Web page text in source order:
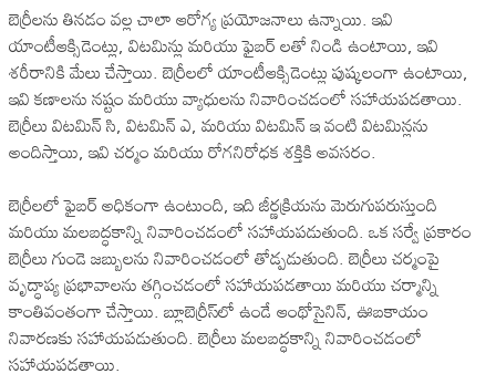
బెర్రీలను తినడం వల్ల చాలా ఆరోగ్య ప్రయోజనాలు ఉన్నాయి. ఇవి
యాంటీఆక్సిడెంట్లు, విటమిన్లు మరియు ఫైబర్ లతో నిండి ఉంటాయి, ఇవి
శరీరానికి మేలు చేస్తాయి. బెర్రీలలో యాంటీఆక్సిడెంట్లు పుష్కలంగా ఉంటాయి,
ఇవి కణాలను నష్టం మరియు వ్యాధులను నివారించడంలో సహాయపడతాయి.
బెర్రీలు విటమిన్ సి, విటమిన్ ఎ, మరియు విటమిన్ ఇ వంటి విటమిన్లను
అందిస్తాయి, ఇవి చర్మం మరియు రోగనిరోధక శక్తికి అవసరం.
బెర్రీలలో ఫైబర్ అధికంగా ఉంటుంది, ఇది జీర్ణక్రియను మెరుగుపరుస్తుంది
మరియు మలబద్ధకాన్ని నివారించడంలో సహాయపడుతుంది. ఒక సర్వే ప్రకారం
బెర్రీలు గుండె జబ్బులను నివారించడంలో తోడ్పడుతుంది. బెర్రీలు చర్మంపై
వృద్ధాప్య ప్రభావాలను తగ్గించడంలో సహాయపడతాయి మరియు చర్మాన్ని
కాంతివంతంగా చేస్తాయి. బ్లూబెర్రీస్‌లో ఉండే ఆంథోసైనిన్, ఊబకాయం
నివారణకు సహాయపడుతుంది. బెర్రీలు మలబద్ధకాన్ని నివారించడంలో
సహాయపడతాయి.